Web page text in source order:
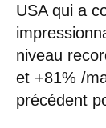
USA qui a
niveau
et +81% /
précédent